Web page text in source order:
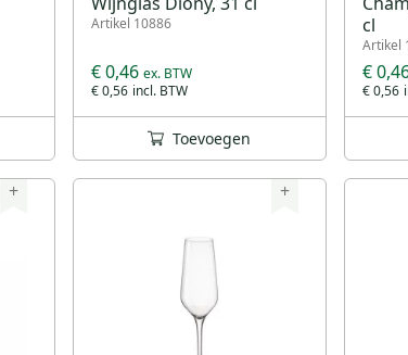
Artikel 10886
€ 0,56
€ 0,46
Toevoegen
cl
Artikel
€ 0,56
€
+ +